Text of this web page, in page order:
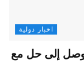
حل مع